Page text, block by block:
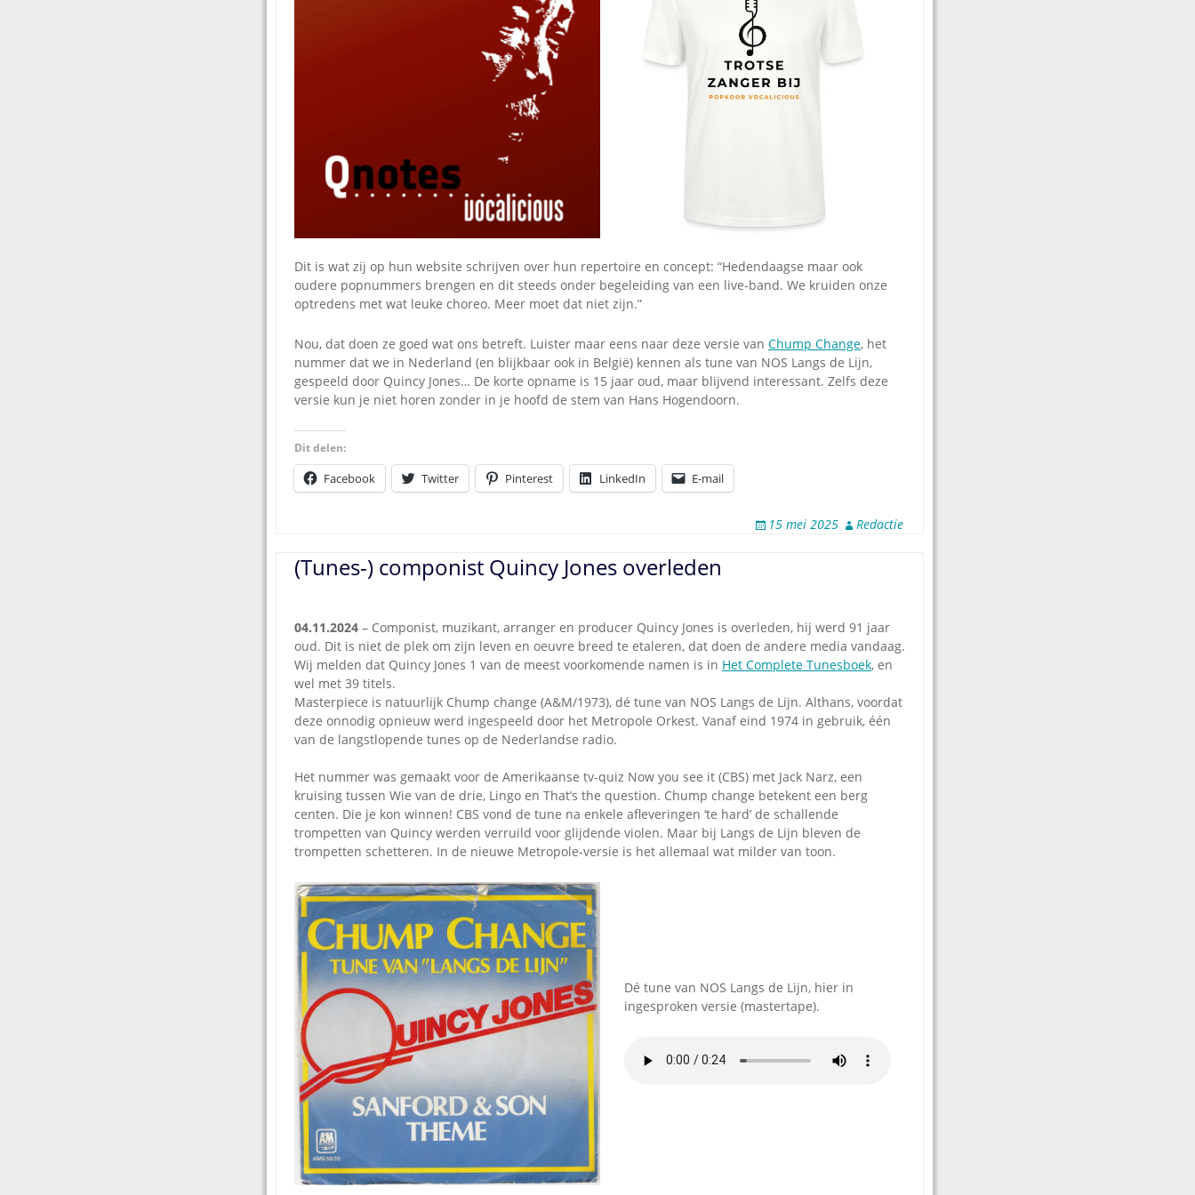
Omroepbanden
Stoomfluit Klaas
Dit is wat zij op hun website schrijven over hun repertoire en concept: “Hedendaagse maar ook
oudere popnummers brengen en dit steeds onder begeleiding van een live-band. We kruiden onze
optredens met wat leuke choreo. Meer moet dat niet zijn.”
Nou, dat doen ze goed wat ons betreft. Luister maar eens naar deze versie van Chump Change, het
nummer dat we in Nederland (en blijkbaar ook in België) kennen als tune van NOS Langs de Lijn,
gespeeld door Quincy Jones… De korte opname is 15 jaar oud, maar blijvend interessant. Zelfs deze
versie kun je niet horen zonder in je hoofd de stem van Hans Hogendoorn.
Dit delen:
Facebook Twitter Pinterest LinkedIn E-mail
15 mei 2025 Redactie
(Tunes-) componist Quincy Jones overleden
04.11.2024 – Componist, muzikant, arranger en producer Quincy Jones is overleden, hij werd 91 jaar
oud. Dit is niet de plek om zijn leven en oeuvre breed te etaleren, dat doen de andere media vandaag.
Wij melden dat Quincy Jones 1 van de meest voorkomende namen is in Het Complete Tunesboek, en
wel met 39 titels.
Masterpiece is natuurlijk Chump change (A&M/1973), dé tune van NOS Langs de Lijn. Althans, voordat
deze onnodig opnieuw werd ingespeeld door het Metropole Orkest. Vanaf eind 1974 in gebruik, één
van de langstlopende tunes op de Nederlandse radio.
Het nummer was gemaakt voor de Amerikaanse tv-quiz Now you see it (CBS) met Jack Narz, een
kruising tussen Wie van de drie, Lingo en That’s the question. Chump change betekent een berg
centen. Die je kon winnen! CBS vond de tune na enkele afleveringen ‘te hard’ de schallende
trompetten van Quincy werden verruild voor glijdende violen. Maar bij Langs de Lijn bleven de
trompetten schetteren. In de nieuwe Metropole-versie is het allemaal wat milder van toon.
Dé tune van NOS Langs de Lijn, hier in
ingesproken versie (mastertape).